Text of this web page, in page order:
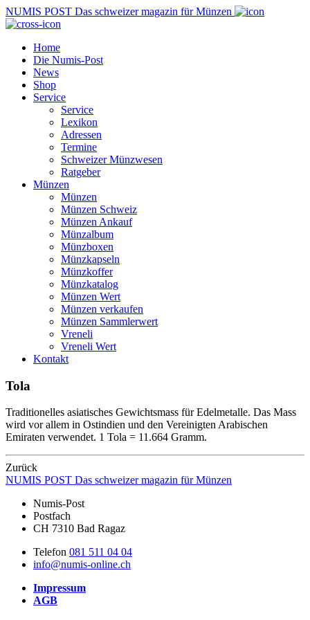
NUMIS POST Das schweizer magazin für Münzen
Home
Die Numis-Post
News
Shop
Service
Service
Lexikon
Adressen
Termine
Schweizer Münzwesen
Ratgeber
Münzen
Münzen
Münzen Schweiz
Münzen Ankauf
Münzalbum
Münzboxen
Münzkapseln
Münzkoffer
Münzkatalog
Münzen Wert
Münzen verkaufen
Münzen Sammlerwert
Vreneli
Vreneli Wert
Kontakt
Tola
Traditionelles asiatisches Gewichtsmass für Edelmetalle. Das Mass
wird vor allem in Ostindien und den Vereinigten Arabischen
Emiraten verwendet. 1 Tola = 11.664 Gramm.
Zurück
NUMIS POST Das schweizer magazin für Münzen
Numis-Post
Postfach
CH 7310 Bad Ragaz
Telefon 081 511 04 04
info@numis-online.ch
Impressum
AGB